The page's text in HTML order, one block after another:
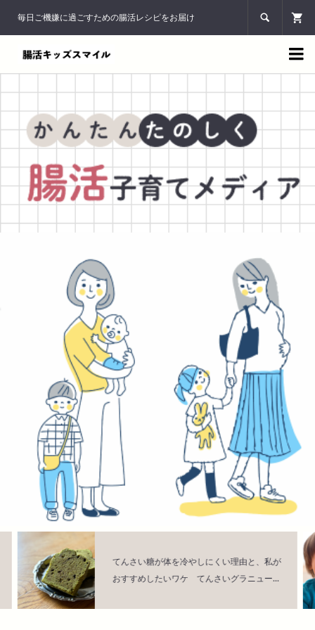
毎日ご機嫌に過ごすための腸活レシピをお届け 

てんさい糖が体を冷やしにくい理由と、私が
おすすめしたいワケ てんさいグラニュー...